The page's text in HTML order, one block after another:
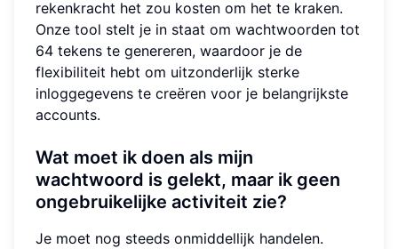
rekenkracht het zou kosten om het te kraken.
Onze tool stelt je in staat om wachtwoorden tot
64 tekens te genereren, waardoor je de
flexibiliteit hebt om uitzonderlijk sterke
inloggegevens te creëren voor je belangrijkste
accounts.
Wat moet ik doen als mijn
wachtwoord is gelekt, maar ik geen
ongebruikelijke activiteit zie?
Je moet nog steeds onmiddellijk handelen.